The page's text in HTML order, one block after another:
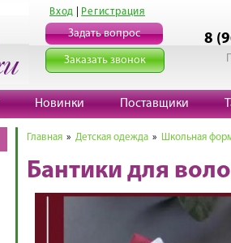
Вход Регистрация
Задать вопрос
Заказать звонок
8
Новинки Поставщики
Главная » Детская одежда » Школьная
Бантики для